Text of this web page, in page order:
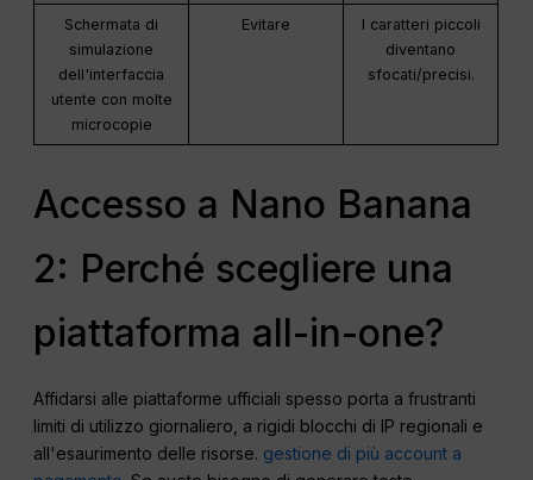
Schermata di
simulazione
dell'interfaccia
utente con molte
microcopie
Evitare
I caratteri piccoli
diventano
sfocati/precisi.
Accesso a Nano Banana
2: Perché scegliere una
piattaforma all-in-one?
Affidarsi alle piattaforme ufficiali spesso porta a frustranti
limiti di utilizzo giornaliero, a rigidi blocchi di IP regionali e
all'esaurimento delle risorse. gestione di più account a